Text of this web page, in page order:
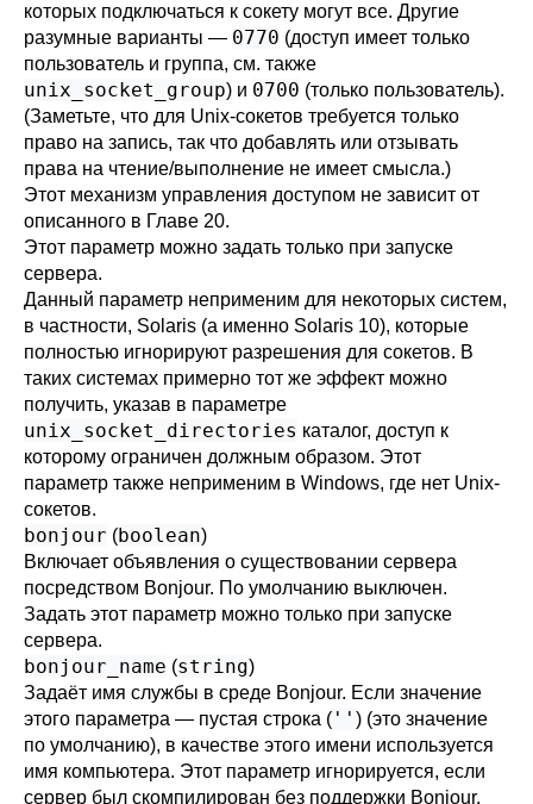
которых подключаться к сокету могут все. Другие
разумные варианты — 0770 (доступ имеет только
пользователь и группа, см. также
unix_socket_group) и 0700 (только пользователь).
(Заметьте, что для Unix-сокетов требуется только
право на запись, так что добавлять или отзывать
права на чтение/выполнение не имеет смысла.)
Этот механизм управления доступом не зависит от
описанного в Главе 20.
Этот параметр можно задать только при запуске
сервера.
Данный параметр неприменим для некоторых систем,
в частности, Solaris (а именно Solaris 10), которые
полностью игнорируют разрешения для сокетов. В
таких системах примерно тот же эффект можно
получить, указав в параметре
unix_socket_directories каталог, доступ к
которому ограничен должным образом. Этот
параметр также неприменим в Windows, где нет Unix-
сокетов.
bonjour (boolean)
Включает объявления о существовании сервера
посредством Bonjour. По умолчанию выключен.
Задать этот параметр можно только при запуске
сервера.
bonjour_name (string)
Задаёт имя службы в среде Bonjour. Если значение
этого параметра — пустая строка ( '' ) (это значение
по умолчанию), в качестве этого имени используется
имя компьютера. Этот параметр игнорируется, если
сервер был скомпилирован без поддержки Bonjour.